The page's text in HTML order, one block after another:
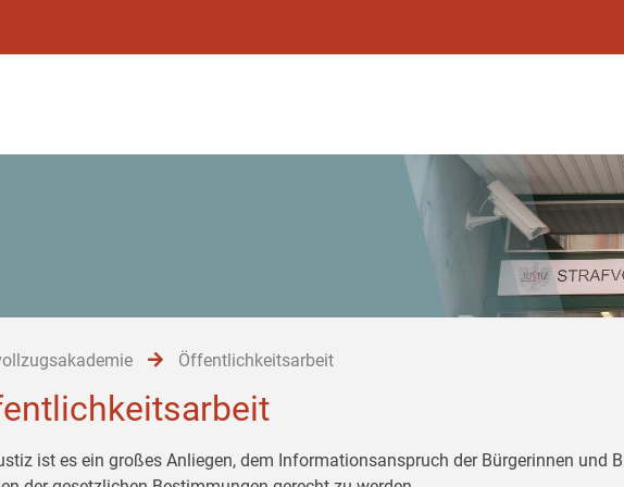
Öffentlichkeitsarbeit
ist es ein großes Anliegen, dem Informationsanspruch der Bürgerinnen und